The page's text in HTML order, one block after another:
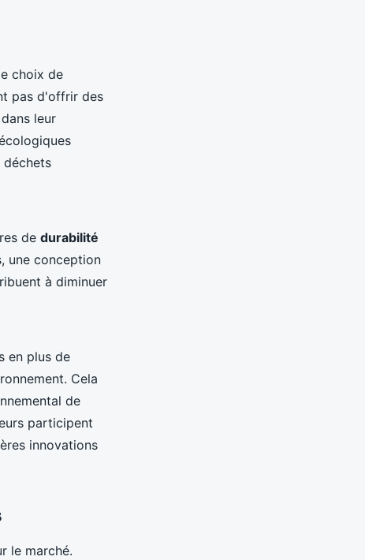
choix de
pas d'offrir des
leur
déchets
de durabilité
une conception
à diminuer
en plus de
Cela
de
participent
innovations
le marché.